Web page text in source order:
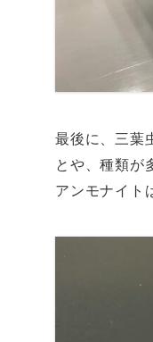
最後に、三葉
とや、種類が
アンモナイト